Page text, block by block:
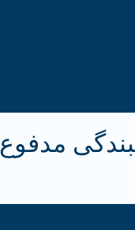
مدفوع